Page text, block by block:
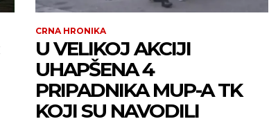
CRNA HRONIKA
U VELIKOJ AKCIJI
UHAPŠENA 4
PRIPADNIKA MUP-A TK
KOJI SU NAVODILI